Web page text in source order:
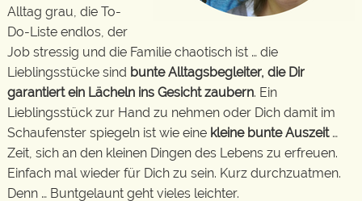
Alltag grau, die To-
Do-Liste endlos, der
Job stressig und die Familie chaotisch ist … die
Lieblingsstücke sind bunte Alltagsbegleiter, die Dir
garantiert ein Lächeln ins Gesicht zaubern. Ein
Lieblingsstück zur Hand zu nehmen oder Dich damit im
Schaufenster spiegeln ist wie eine kleine bunte Auszeit…
Zeit, sich an den kleinen Dingen des Lebens zu erfreuen.
Einfach mal wieder für Dich zu sein. Kurz durchzuatmen.
Denn … Buntgelaunt geht vieles leichter.